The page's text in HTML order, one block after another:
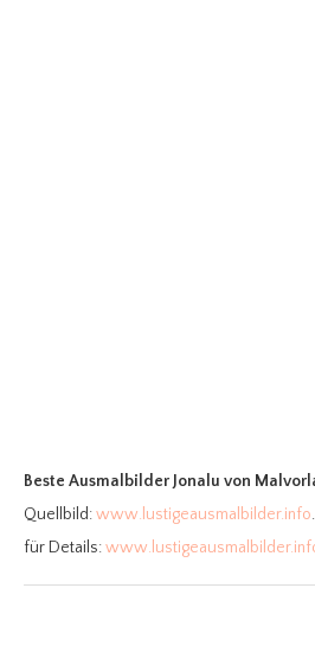
Beste Ausmalbilder Jonalu von
Quellbild:www.lustigeausmalbilder.info
für Details: